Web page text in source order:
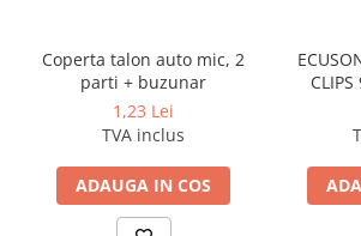
Rigle
Compas scolar
Truse geometrie
Foarfeci
Markere evidentiatoare text
Coperta talon auto mic, 2
parti + buzunar
1,23 Lei
TVA inclus
ADAUGA IN COS